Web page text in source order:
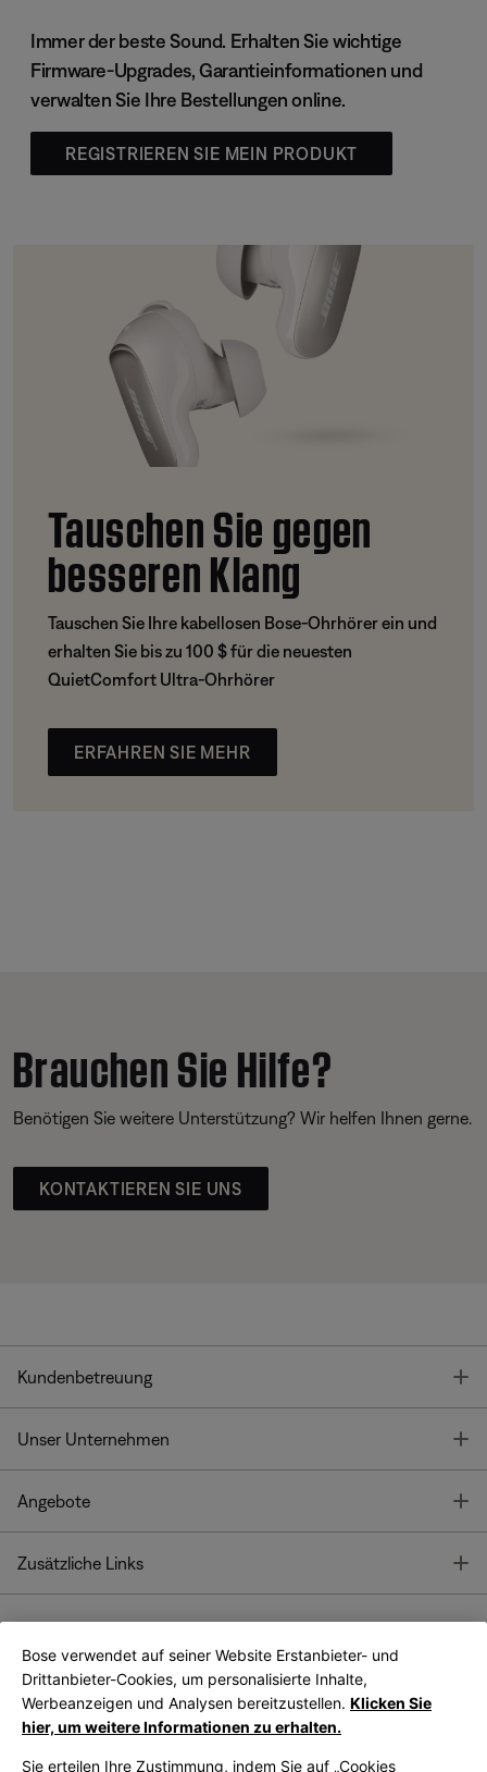
Immer der beste Sound. Erhalten Sie wichtige
Firmware-Upgrades, Garantieinformationen und
verwalten Sie Ihre Bestellungen online.
REGISTRIEREN SIE MEIN PRODUKT
Tauschen Sie gegen
besseren Klang
Tauschen Sie Ihre kabellosen Bose-Ohrhörer ein und
erhalten Sie bis zu 100 $ für die neuesten
QuietComfort Ultra-Ohrhörer
ERFAHREN SIE MEHR
Brauchen Sie Hilfe?
Benötigen Sie weitere Unterstützung? Wir helfen Ihnen gerne.
KONTAKTIEREN SIE UNS
Kundenbetreuung
Unser Unternehmen
Angebote
Zusätzliche Links
Bose App
Bose Connect
App
Bose verwendet auf seiner Website Erstanbieter- und
Drittanbieter-Cookies, um personalisierte Inhalte,
Werbeanzeigen und Analysen bereitzustellen. Klicken Sie
hier, um weitere Informationen zu erhalten.
Sie erteilen Ihre Zustimmung, indem Sie auf „Cookies